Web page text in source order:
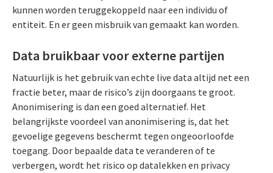
kunnen worden teruggekoppeld naar een individu of
entiteit. En er geen misbruik van gemaakt kan worden.
Data bruikbaar voor externe partijen
Natuurlijk is het gebruik van echte live data altijd net een
fractie beter, maar de risico’s zijn doorgaans te groot.
Anonimisering is dan een goed alternatief. Het
belangrijkste voordeel van anonimisering is, dat het
gevoelige gegevens beschermt tegen ongeoorloofde
toegang. Door bepaalde data te veranderen of te
verbergen, wordt het risico op datalekken en privacy